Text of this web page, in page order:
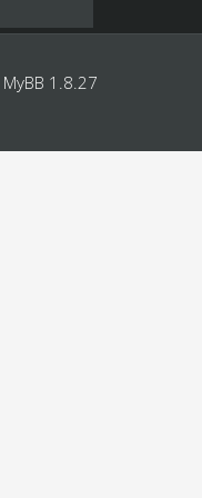
MyBB 1.8.27